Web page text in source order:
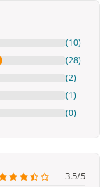
(10)
(28)
(2)
(1)
(0)
3.5/5